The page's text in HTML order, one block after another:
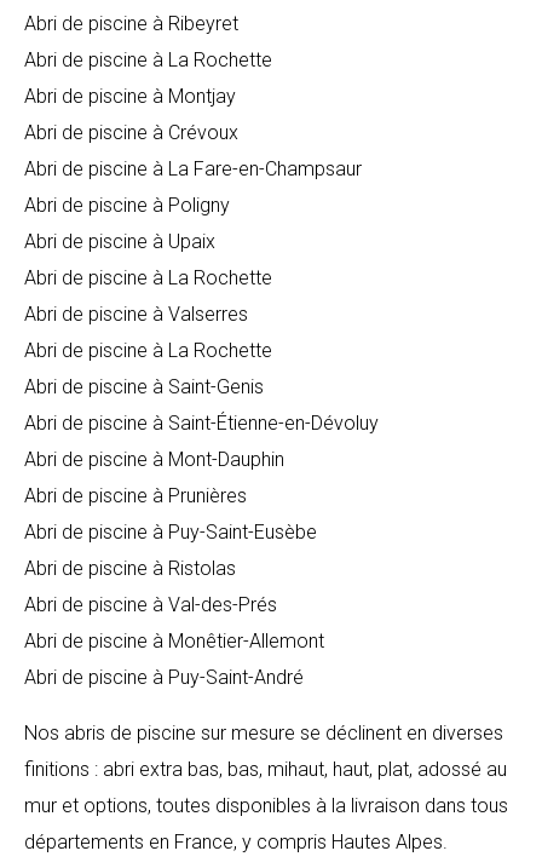
Abri de piscine à Ribeyret
Abri de piscine à La Rochette
Abri de piscine à Montjay
Abri de piscine à Crévoux
Abri de piscine à La Fare-en-Champsaur
Abri de piscine à Poligny
Abri de piscine à Upaix
Abri de piscine à La Rochette
Abri de piscine à Valserres
Abri de piscine à La Rochette
Abri de piscine à Saint-Genis
Abri de piscine à Saint-Étienne-en-Dévoluy
Abri de piscine à Mont-Dauphin
Abri de piscine à Prunières
Abri de piscine à Puy-Saint-Eusèbe
Abri de piscine à Ristolas
Abri de piscine à Val-des-Prés
Abri de piscine à Monêtier-Allemont
Abri de piscine à Puy-Saint-André
Nos abris de piscine sur mesure se déclinent en diverses
finitions : abri extra bas, bas, mihaut, haut, plat, adossé au
mur et options, toutes disponibles à la livraison dans tous
départements en France, y compris Hautes Alpes.